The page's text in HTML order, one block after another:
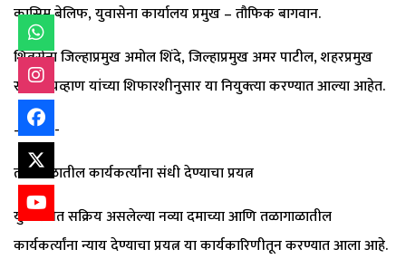
कासिम बेलिफ, युवासेना कार्यालय प्रमुख – तौफिक बागवान.
शिवसेना जिल्हाप्रमुख अमोल शिंदे, जिल्हाप्रमुख अमर पाटील, शहरप्रमुख
सचिन चव्हाण यांच्या शिफारशीनुसार या नियुक्त्या करण्यात आल्या आहेत.
———-
तळागाळातील कार्यकर्त्यांना संधी देण्याचा प्रयत्न
युवा सेनेत सक्रिय असलेल्या नव्या दमाच्या आणि तळागाळातील
कार्यकर्त्यांना न्याय देण्याचा प्रयत्न या कार्यकारिणीतून करण्यात आला आहे.